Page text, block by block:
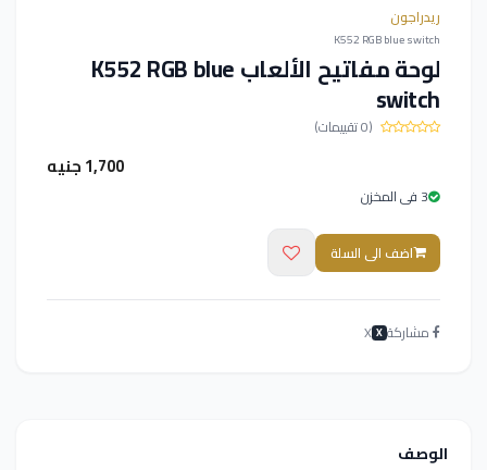
ريدراجون
K552 RGB blue switch
لوحة مفاتيح الألعاب K552 RGB blue
switch
(0 تقييمات)
1,700 جنيه
3 فى المخزن
اضف الى السلة
مشاركة X
X
الوصف